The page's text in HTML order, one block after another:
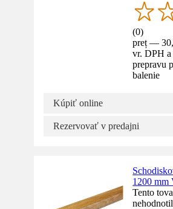
(0)
preț —
vr. DPH a
prepravu
balenie
Kúpiť online
Rezervovať v predajni
1200 mm
Tento